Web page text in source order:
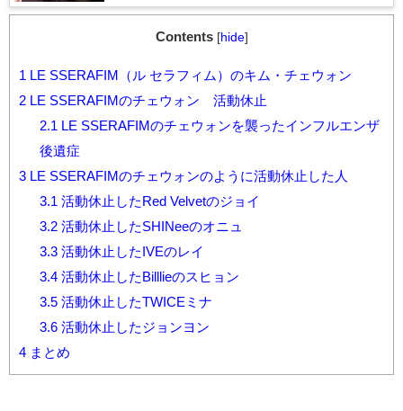
Contents [hide]
1 LE SSERAFIM（ル セラフィム）のキム・チェウォン
2 LE SSERAFIMのチェウォン 活動休止
2.1 LE SSERAFIMのチェウォンを襲ったインフルエンザ
後遺症
3 LE SSERAFIMのチェウォンのように活動休止した人
3.1 活動休止したRed Velvetのジョイ
3.2活動休止したSHINeeのオニュ
3.3活動休止したIVEのレイ
3.4活動休止したBilllieのスヒョン
3.5活動休止したTWICEミナ
3.6活動休止したジョンヨン
4 まとめ